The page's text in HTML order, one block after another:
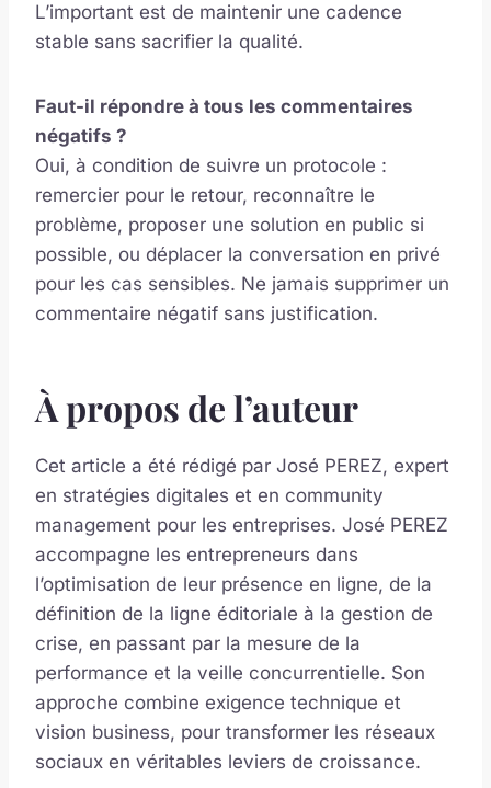
L’important est de maintenir une cadence
stable sans sacrifier la qualité.
Faut-il répondre à tous les commentaires
négatifs ?
Oui, à condition de suivre un protocole :
remercier pour le retour, reconnaître le
problème, proposer une solution en public si
possible, ou déplacer la conversation en privé
pour les cas sensibles. Ne jamais supprimer un
commentaire négatif sans justification.
À propos de l’auteur
Cet article a été rédigé par José PEREZ, expert
en stratégies digitales et en community
management pour les entreprises. José PEREZ
accompagne les entrepreneurs dans
l’optimisation de leur présence en ligne, de la
définition de la ligne éditoriale à la gestion de
crise, en passant par la mesure de la
performance et la veille concurrentielle. Son
approche combine exigence technique et
vision business, pour transformer les réseaux
sociaux en véritables leviers de croissance.